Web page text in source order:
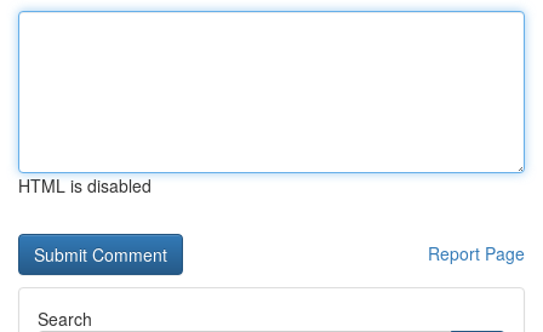
HTML is disabled
Report Page
Search